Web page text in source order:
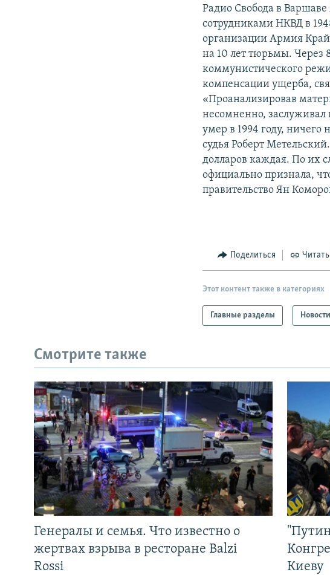
Радио Свобода в
сотрудниками НКВД в
организации Армия
на 10 лет тюрьмы. Через
коммунистического
компенсации ущерба,
«Проанализировав
несомненно, заслуживал
умер в 1994 году, ничего
судья Роберт
долларов каждая. По их
официально признала,
правительство Ян
Поделиться
Этот контент также в категориях
Главные разделы Новости
Смотрите также
Генералы и семья. Что известно о
жертвах взрыва в ресторане Balzi
Rossi
Киеву